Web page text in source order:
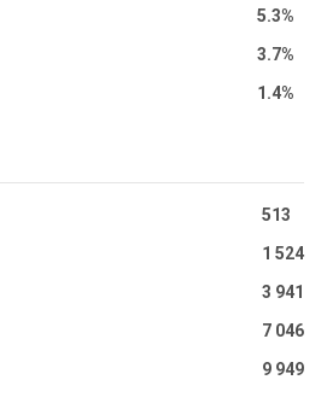
5.3%
3.7%
1.4%
513
1 524
3 941
7 046
9 949